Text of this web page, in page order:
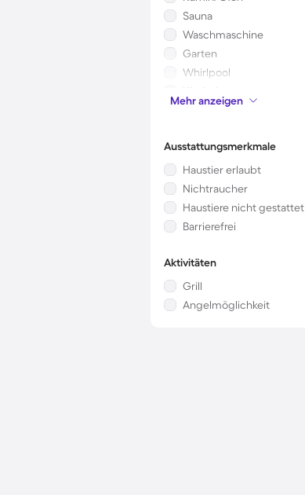
Sauna
Waschmaschine
Garten
Whirlpool
Kinderbett
Mikrowelle
Mehr anzeigen
Ausstattungsmerkmale
Haustier erlaubt
Nichtraucher
Haustiere nicht gestattet
Barrierefrei
Aktivitäten
Grill
Angelmöglichkeit